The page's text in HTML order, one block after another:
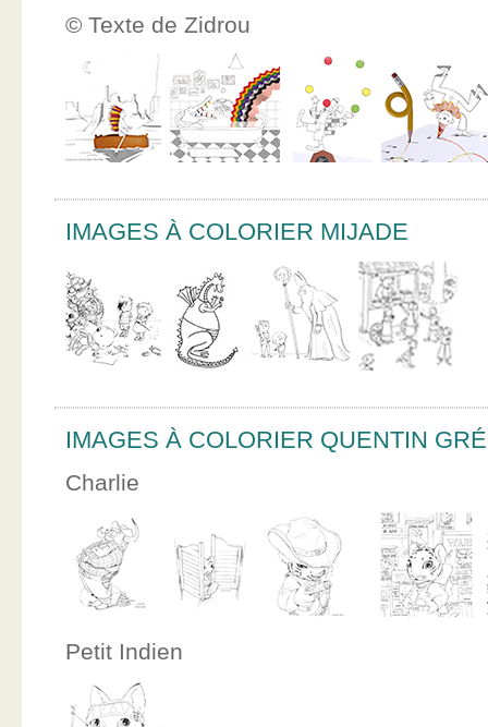
© Texte de Zidrou
IMAGES À COLORIER MIJADE
IMAGES À COLORIER QUENTIN
Charlie
Petit Indien